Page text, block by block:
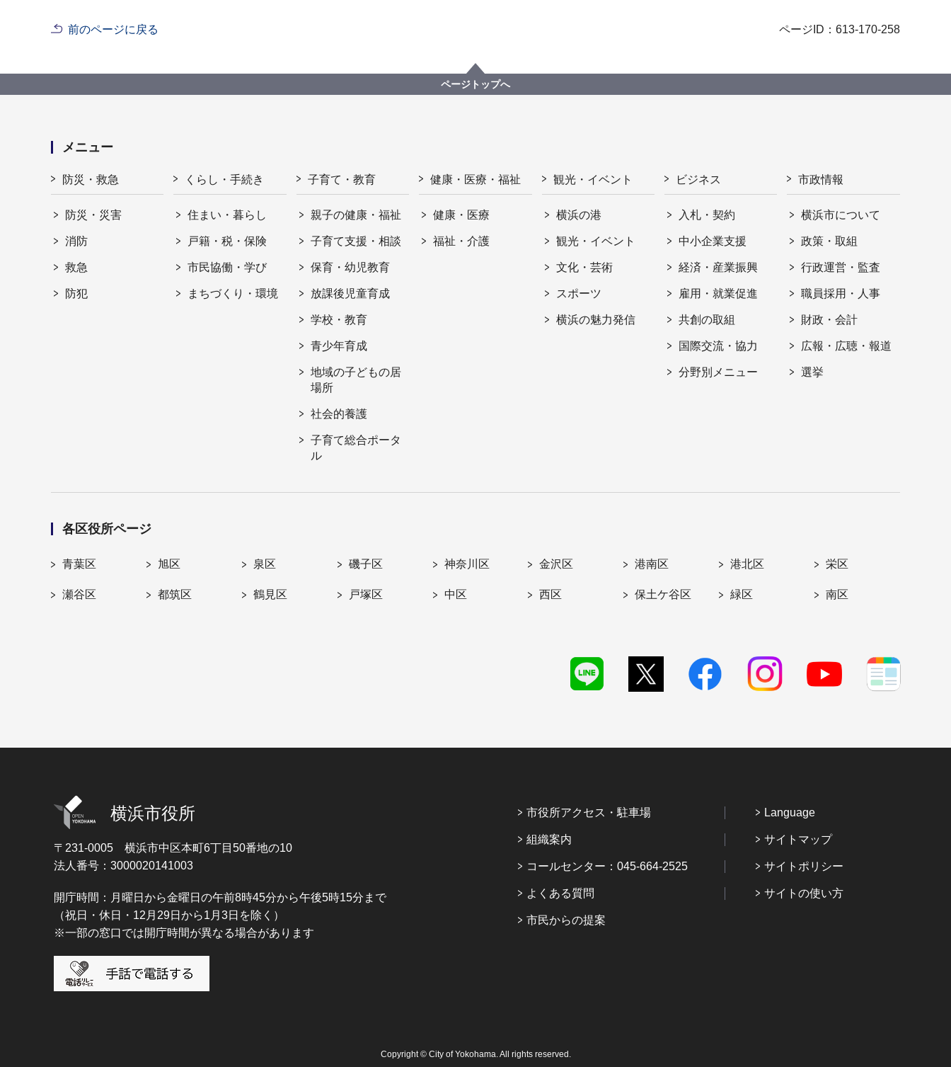
前のページに戻る ページID：613-170-258
ページトップへ
メニュー
防災・救急
防災・災害
消防
救急
防犯
くらし・手続き
住まい・暮らし
戸籍・税・保険
市民協働・学び
まちづくり・環境
子育て・教育
親子の健康・福祉
子育て支援・相談
保育・幼児教育
放課後児童育成
学校・教育
青少年育成
地域の子どもの居
場所
社会的養護
子育て総合ポータ
ル
健康・医療・福祉
健康・医療
福祉・介護
観光・イベント
横浜の港
観光・イベント
文化・芸術
スポーツ
横浜の魅力発信
ビジネス
入札・契約
中小企業支援
経済・産業振興
雇用・就業促進
共創の取組
国際交流・協力
分野別メニュー
市政情報
横浜市について
政策・取組
行政運営・監査
職員採用・人事
財政・会計
広報・広聴・報道
選挙
各区役所ページ
青葉区 旭区 泉区 磯子区 神奈川区 金沢区 港南区 港北区 栄区
瀬谷区 都筑区 鶴見区 戸塚区 中区 西区 保土ケ谷区 緑区 南区
横浜市役所
〒231-0005 横浜市中区本町6丁目50番地の10
法人番号：3000020141003
開庁時間：月曜日から金曜日の午前8時45分から午後5時15分まで
（祝日・休日・12月29日から1月3日を除く）
※一部の窓口では開庁時間が異なる場合があります
市役所アクセス・駐車場
組織案内
コールセンター：045-664-2525
よくある質問
市民からの提案
Language
サイトマップ
サイトポリシー
サイトの使い方
Copyright © City of Yokohama. All rights reserved.